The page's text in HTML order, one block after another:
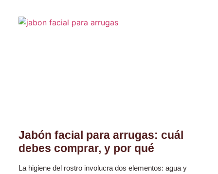
Jabón facial para arrugas: cuál
debes comprar, y por qué
La higiene del rostro involucra dos elementos: agua y